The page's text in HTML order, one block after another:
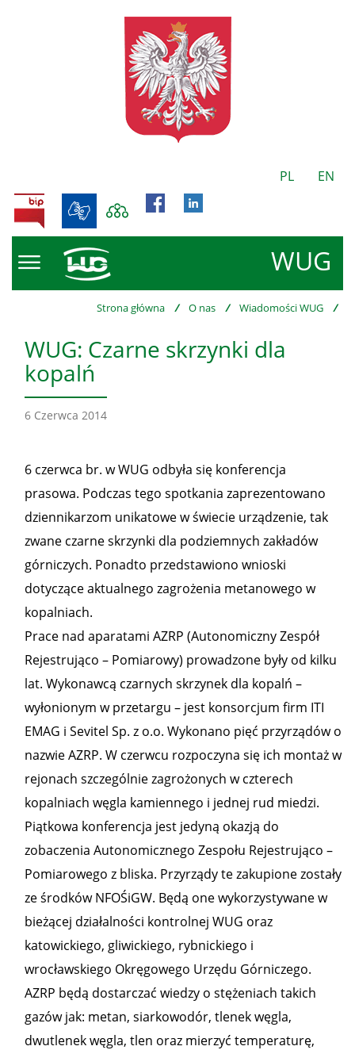
PL EN
WUG
BIP
Strona główna / O nas / Wiadomości WUG /
WUG: Czarne skrzynki dla
kopalń
6 Czerwca 2014
6 czerwca br. w WUG odbyła się konferencja
prasowa. Podczas tego spotkania zaprezentowano
dziennikarzom unikatowe w świecie urządzenie, tak
zwane czarne skrzynki dla podziemnych zakładów
górniczych. Ponadto przedstawiono wnioski
dotyczące aktualnego zagrożenia metanowego w
kopalniach.
Prace nad aparatami AZRP (Autonomiczny Zespół
Rejestrująco – Pomiarowy) prowadzone były od kilku
lat. Wykonawcą czarnych skrzynek dla kopalń –
wyłonionym w przetargu – jest konsorcjum firm ITI
EMAG i Sevitel Sp. z o.o. Wykonano pięć przyrządów o
nazwie AZRP. W czerwcu rozpoczyna się ich montaż w
rejonach szczególnie zagrożonych w czterech
kopalniach węgla kamiennego i jednej rud miedzi.
Piątkowa konferencja jest jedyną okazją do
zobaczenia Autonomicznego Zespołu Rejestrująco –
Pomiarowego z bliska. Przyrządy te zakupione zostały
ze środków NFOŚiGW. Będą one wykorzystywane w
bieżącej działalności kontrolnej WUG oraz
katowickiego, gliwickiego, rybnickiego i
wrocławskiego Okręgowego Urzędu Górniczego.
AZRP będą dostarczać wiedzy o stężeniach takich
gazów jak: metan, siarkowodór, tlenek węgla,
dwutlenek węgla, tlen oraz mierzyć temperaturę,